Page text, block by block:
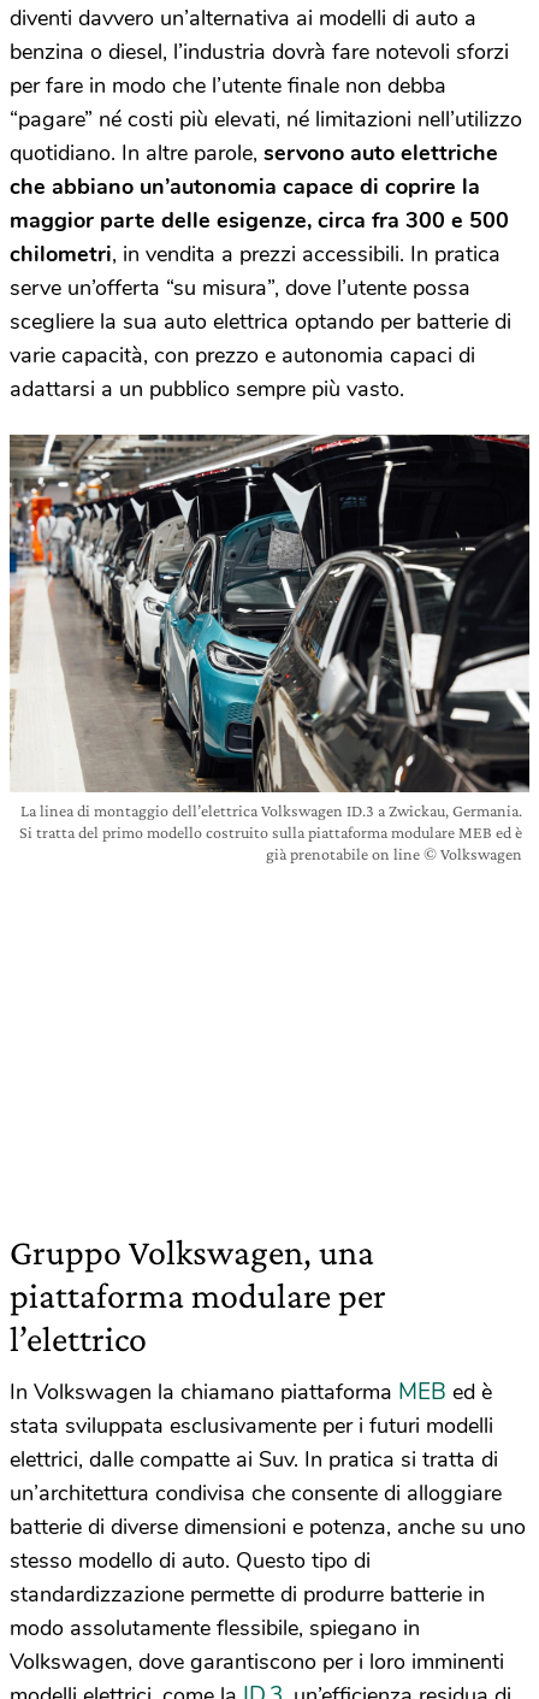
diventi davvero un’alternativa ai modelli di auto a
benzina o diesel, l’industria dovrà fare notevoli sforzi
per fare in modo che l’utente finale non debba
“pagare” né costi più elevati, né limitazioni nell’utilizzo
quotidiano. In altre parole, servono auto elettriche
che abbiano un’autonomia capace di coprire la
maggior parte delle esigenze, circa fra 300 e 500
chilometri, in vendita a prezzi accessibili. In pratica
serve un’offerta “su misura”, dove l’utente possa
scegliere la sua auto elettrica optando per batterie di
varie capacità, con prezzo e autonomia capaci di
adattarsi a un pubblico sempre più vasto.
La linea di montaggio dell’elettrica Volkswagen ID.3 a Zwickau, Germania.
Si tratta del primo modello costruito sulla piattaforma modulare MEB ed è
già prenotabile on line © Volkswagen
Gruppo Volkswagen, una
piattaforma modulare per
l’elettrico
In Volkswagen la chiamano piattaforma MEB ed è
stata sviluppata esclusivamente per i futuri modelli
elettrici, dalle compatte ai Suv. In pratica si tratta di
un’architettura condivisa che consente di alloggiare
batterie di diverse dimensioni e potenza, anche su uno
stesso modello di auto. Questo tipo di
standardizzazione permette di produrre batterie in
modo assolutamente flessibile, spiegano in
Volkswagen, dove garantiscono per i loro imminenti